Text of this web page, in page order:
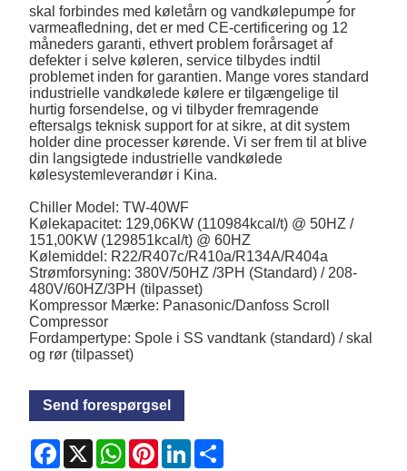
skal forbindes med køletårn og vandkølepumpe for
varmeafledning, det er med CE-certificering og 12
måneders garanti, ethvert problem forårsaget af
defekter i selve køleren, service tilbydes indtil
problemet inden for garantien. Mange vores standard
industrielle vandkølede kølere er tilgængelige til
hurtig forsendelse, og vi tilbyder fremragende
eftersalgs teknisk support for at sikre, at dit system
holder dine processer kørende. Vi ser frem til at blive
din langsigtede industrielle vandkølede
kølesystemleverandør i Kina.
Chiller Model: TW-40WF
Kølekapacitet: 129,06KW (110984kcal/t) @ 50HZ /
151,00KW (129851kcal/t) @ 60HZ
Kølemiddel: R22/R407c/R410a/R134A/R404a
Strømforsyning: 380V/50HZ /3PH (Standard) / 208-
480V/60HZ/3PH (tilpasset)
Kompressor Mærke: Panasonic/Danfoss Scroll
Compressor
Fordampertype: Spole i SS vandtank (standard) / skal
og rør (tilpasset)
Send forespørgsel
Facebook
X WhatsApp
PinterestLinkedIn